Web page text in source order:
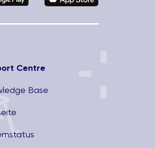
dabei die Diversität
Centre
Base